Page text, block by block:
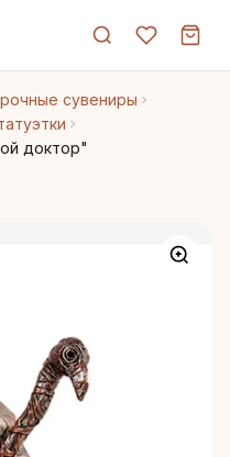
сувениры
доктор"